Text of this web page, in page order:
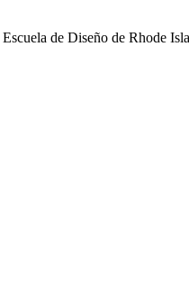
de Diseño de Rhode